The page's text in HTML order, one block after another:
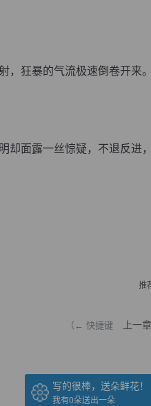
狂暴的气流极速倒卷开来
面露一丝惊疑，不退反进
推
（← 快捷键 上一章
写的很棒，送朵鲜花！
我有0朵送出一朵